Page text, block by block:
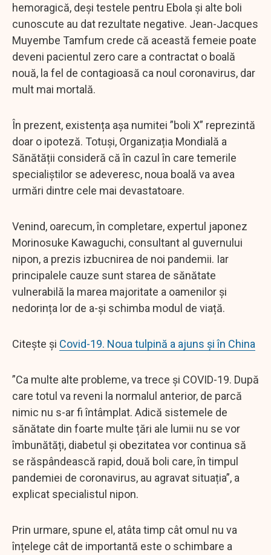
hemoragică, deși testele pentru Ebola și alte boli
cunoscute au dat rezultate negative. Jean-Jacques
Muyembe Tamfum crede că această femeie poate
deveni pacientul zero care a contractat o boală
nouă, la fel de contagioasă ca noul coronavirus, dar
mult mai mortală.
În prezent, existența așa numitei ”boli X” reprezintă
doar o ipoteză. Totuși, Organizația Mondială a
Sănătății consideră că în cazul în care temerile
specialiștilor se adeveresc, noua boală va avea
urmări dintre cele mai devastatoare.
Venind, oarecum, în completare, expertul japonez
Morinosuke Kawaguchi, consultant al guvernului
nipon, a prezis izbucnirea de noi pandemii. Iar
principalele cauze sunt starea de sănătate
vulnerabilă la marea majoritate a oamenilor și
nedorința lor de a-și schimba modul de viață.
Citește și Covid-19. Noua tulpină a ajuns și în China
”Ca multe alte probleme, va trece și COVID-19. După
care totul va reveni la normalul anterior, de parcă
nimic nu s-ar fi întâmplat. Adică sistemele de
sănătate din foarte multe țări ale lumii nu se vor
îmbunătăți, diabetul și obezitatea vor continua să
se răspândească rapid, două boli care, în timpul
pandemiei de coronavirus, au agravat situația”, a
explicat specialistul nipon.
Prin urmare, spune el, atâta timp cât omul nu va
înțelege cât de importantă este o schimbare a